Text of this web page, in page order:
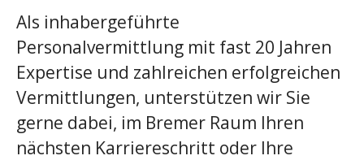
Als inhabergeführte
Personalvermittlung mit fast 20 Jahren
Expertise und zahlreichen erfolgreichen
Vermittlungen, unterstützen wir Sie
gerne dabei, im Bremer Raum Ihren
nächsten Karriereschritt oder Ihre